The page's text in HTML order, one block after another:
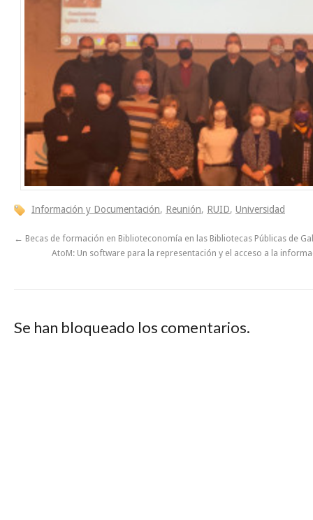
Información y Documentación, Reunión, RUID, Universidad
← Becas de formación en Biblioteconomía en las Bibliotecas Públicas de
AtoM: Un software para la representación y el acceso a la
Se han bloqueado los comentarios.